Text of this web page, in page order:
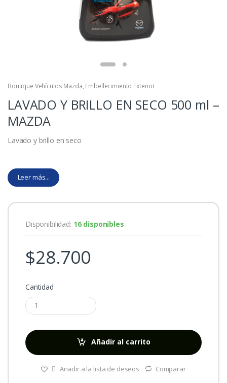
Boutique Vehículos Mazda, Embellecimiento Exterior
LAVADO Y BRILLO EN SECO 500 ml –
MAZDA
Lavado y brillo en seco
Leer más...
Disponibilidad: 16 disponibles
$28.700
Cantidad
Añadir al carrito
Añadir a la lista de deseos Comparar